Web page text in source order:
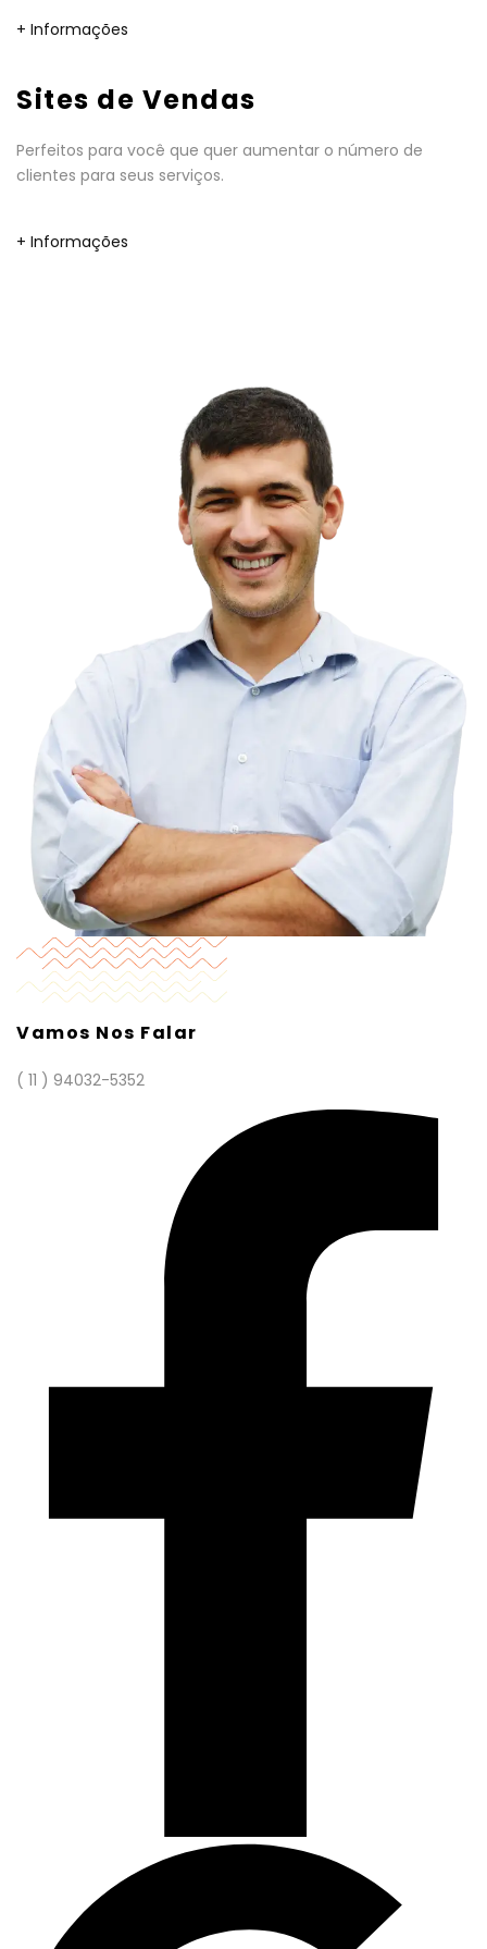
+ Informações
Sites de Vendas
Perfeitos para você que quer aumentar o número de
clientes para seus serviços.
+ Informações
Vamos Nos Falar
( 11 ) 94032-5352